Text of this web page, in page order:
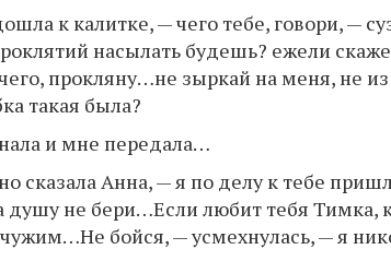
к калитке, — чего тебе, говори, —
насылать будешь? ежели
прокляну…не зыркай на меня, не
такая была?
и мне передала…
сказала Анна, — я по делу к тебе
душу не бери…Если любит тебя Тимка,
бойся, — усмехнулась, — я